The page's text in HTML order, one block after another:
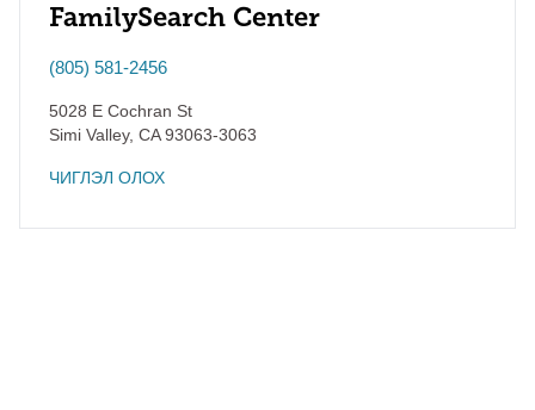
FamilySearch Center
(805) 581-2456
5028 E Cochran St
Simi Valley, CA93063-3063
ЧИГЛЭЛ ОЛОХ